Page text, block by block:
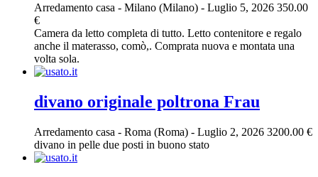
Arredamento casa - Milano (Milano) - Luglio 5, 2026 350.00
€
Camera da letto completa di tutto. Letto contenitore e regalo
anche il materasso, comò,. Comprata nuova e montata una
volta sola.
divano originale poltrona Frau
Arredamento casa - Roma (Roma) - Luglio 2, 2026 3200.00 €
divano in pelle due posti in buono stato